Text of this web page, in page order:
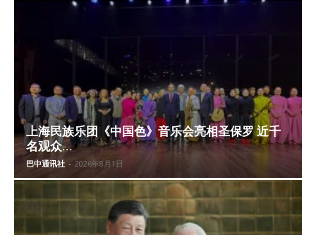
上海民族乐团《中国色》音乐会亮相圣保罗 近千
名观众...
巴中通讯社 - 2026年8月1日